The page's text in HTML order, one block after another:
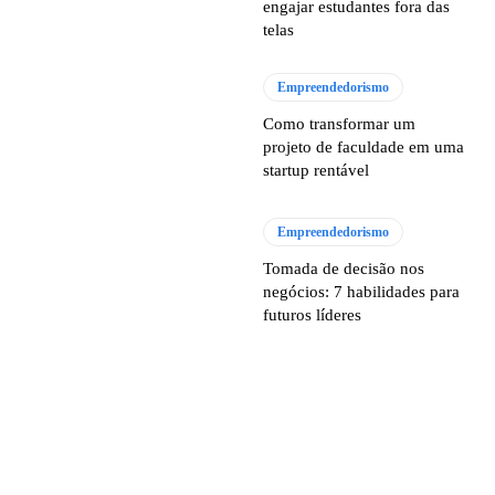
engajar estudantes fora das
telas
Empreendedorismo
Como transformar um
projeto de faculdade em uma
startup rentável
Empreendedorismo
Tomada de decisão nos
negócios: 7 habilidades para
futuros líderes